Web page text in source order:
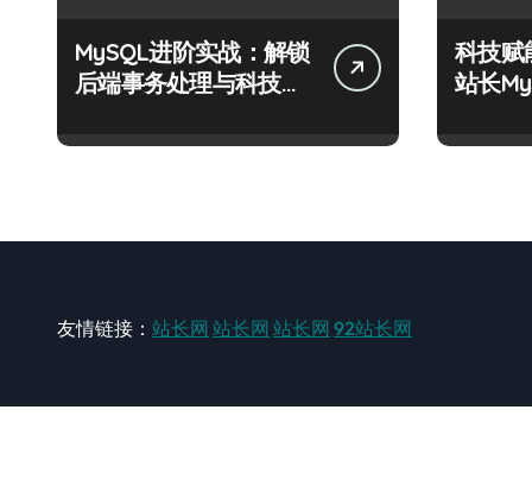
MySQL进阶实战：解锁
后端事务处理与科技驱
科技赋
站长
友情链接： 站长网 站长网 站长网 92站长网